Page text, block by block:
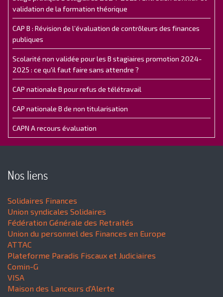
validation de la formation théorique
CAP B : Révision de l’évaluation de contrôleurs des finances
publiques
Scolarité non validée pour les B stagiaires promotion 2024-
2025 : ce qu'il faut faire sans attendre ?
CAP nationale B pour refus de télétravail
CAP nationale B de non titularisation
CAPN A recours évaluation
Nos liens
Solidaires Finances
Union syndicales Solidaires
Fédération Générale des Retraités
Union du personnel des Finances en Europe
ATTAC
Plateforme Paradis Fiscaux et Judiciaires
Comin-G
VISA
Maison des Lanceurs d'Alerte